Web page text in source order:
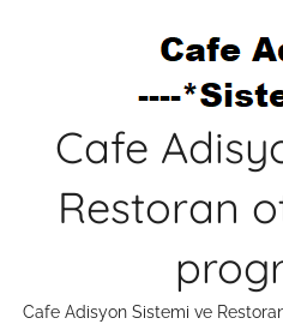
Cafe
Restoran
Cafe Adisyon Sistemi ve